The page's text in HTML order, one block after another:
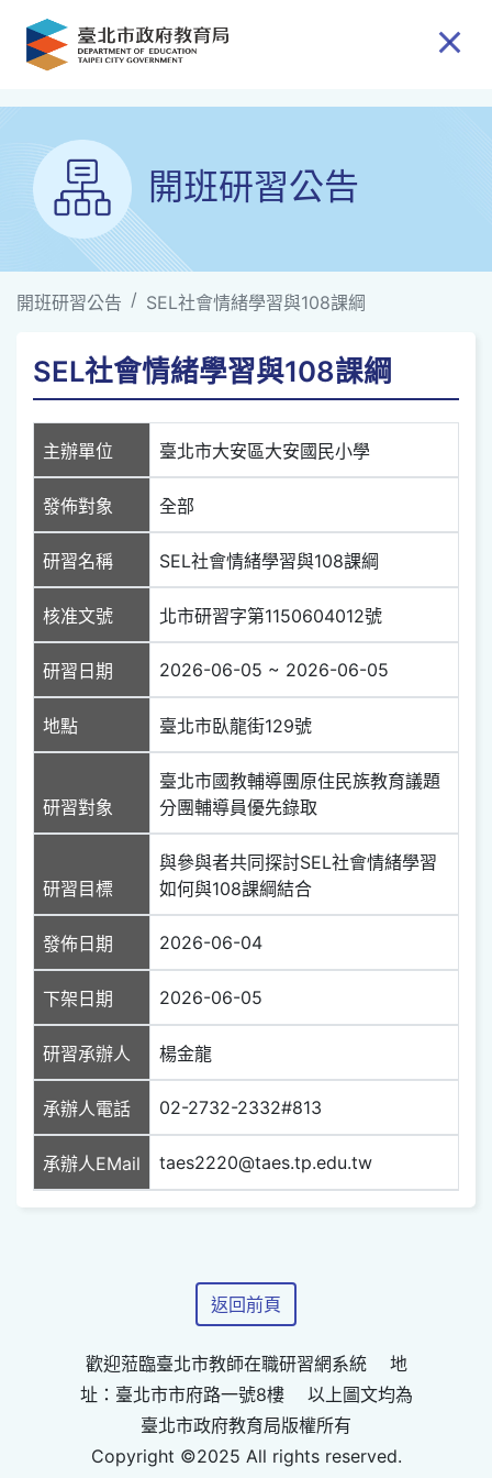
跳到主要內容
開班研習公告
開班研習公告 SEL社會情緒學習與108課綱
SEL社會情緒學習與108課綱
主辦單位 臺北市大安區大安國民小學
發佈對象 全部
研習名稱 SEL社會情緒學習與108課綱
核准文號 北市研習字第1150604012號
研習日期 2026-06-05 ~ 2026-06-05
地點 臺北市臥龍街129號
研習對象
臺北市國教輔導團原住民族教育議題
分團輔導員優先錄取
研習目標
與參與者共同探討SEL社會情緒學習
如何與108課綱結合
發佈日期 2026-06-04
下架日期 2026-06-05
研習承辦人 楊金龍
承辦人電話 02-2732-2332#813
承辦人EMail taes2220@taes.tp.edu.tw
返回前頁
歡迎蒞臨臺北市教師在職研習網系統 地
址：臺北市市府路一號8樓 以上圖文均為
臺北市政府教育局版權所有
Copyright ©2025 All rights reserved.